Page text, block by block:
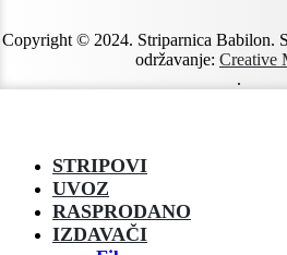
Copyright © 2024. Striparnica Babilon.
održavanje: Creative
.
STRIPOVI
UVOZ
RASPRODANO
IZDAVAČI